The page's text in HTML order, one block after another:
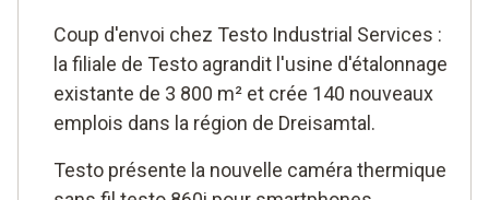
Coup d'envoi chez Testo Industrial Services :
la filiale de Testo agrandit l'usine d'étalonnage
existante de 3 800 m² et crée 140 nouveaux
emplois dans la région de Dreisamtal.
Testo présente la nouvelle caméra thermique